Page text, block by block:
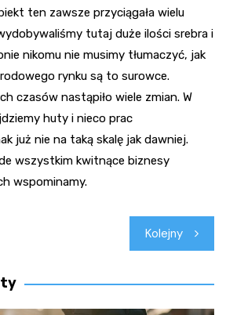
ten zawsze przyciągała wielu
tutaj duże ilości srebra i
nikomu nie musimy tłumaczyć, jak
rynku są to surowce.
czasów nastąpiło wiele zmian. W
huty i nieco prac
już nie na taką skalę jak dawniej.
wszystkim kwitnące biznesy
wspominamy.
Kolejny